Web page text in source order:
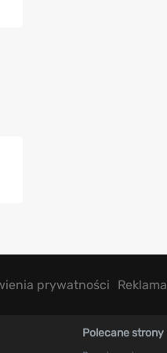
prywatności Reklama
Polecane strony